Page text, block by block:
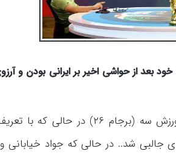
بعد از حواشی اخیر بر ایرانی بودن و
به گزارش “ورزش سه”، ویژه برنامه‌ جام جهانی ورزش سه
جالبی شد.. در حالی که جواد خیابانی